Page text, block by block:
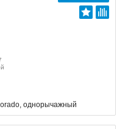
однорычажный